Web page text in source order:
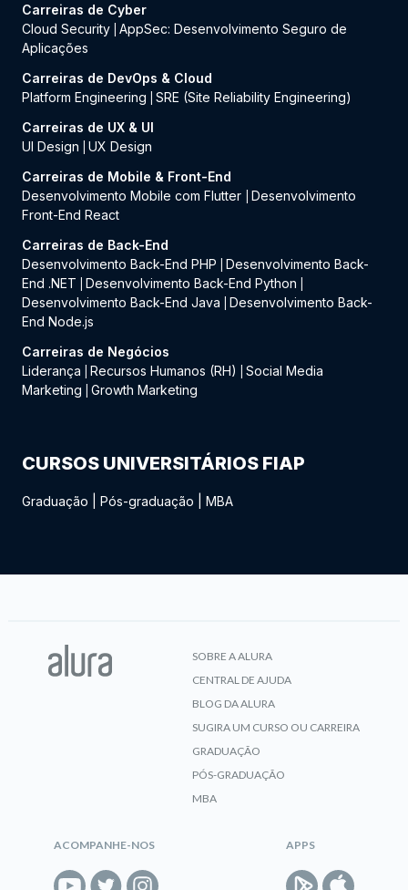
Carreiras de Cyber
Cloud Security AppSec: Desenvolvimento Seguro de
Aplicações
Carreiras de DevOps & Cloud
Platform Engineering
SRE (Site Reliability Engineering)
Carreiras de UX & UI
UI Design
UX Design
Carreiras de Mobile & Front-End
Desenvolvimento Mobile com Flutter
Desenvolvimento
Front-End React
Carreiras de Back-End
Desenvolvimento Back-End PHP
Desenvolvimento Back-
End .NET
Desenvolvimento Back-End Python
Desenvolvimento Back-End Java
Desenvolvimento Back-
End Node.js
Carreiras de Negócios
Liderança
Recursos Humanos (RH)
Social Media
Marketing
Growth Marketing
CURSOS UNIVERSITÁRIOS FIAP
Graduação Pós-graduação MBA
SOBRE A ALURA
CENTRAL DE AJUDA
BLOG DA ALURA
SUGIRA UM CURSO OU CARREIRA
GRADUAÇÃO
PÓS-GRADUAÇÃO
MBA
ACOMPANHE-NOS APPS